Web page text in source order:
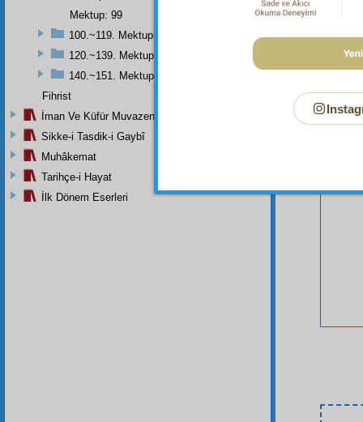
Mektup: 99
100.~119. Mektuplar
120.~139. Mektuplar
140.~151. Mektuplar
Fihrist
İman Ve Küfür Muvazeneleri
Sikke-i Tasdik-i Gaybî
Muhâkemat
Tarihçe-i Hayat
İlk Dönem Eserleri